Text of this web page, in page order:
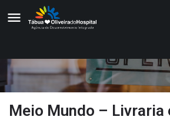
Meio Mundo – Livraria